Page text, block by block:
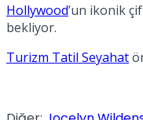
Hollywood’un ikonik
bekliyor.
Turizm Tatil Seyahat